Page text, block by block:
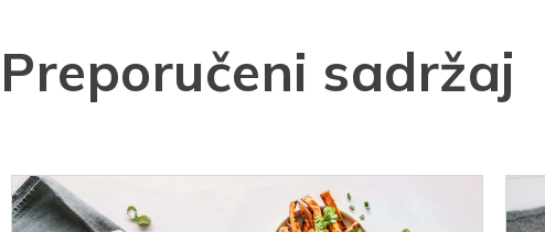
Preporučeni sadržaj